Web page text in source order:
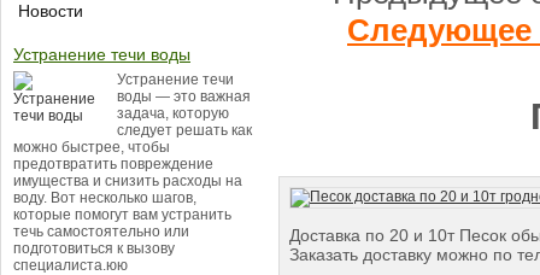
Следующее
Доставка по 20 и 10т Песок
Заказать доставку можно по
Новости
Устранение течи воды
Устранение течи
воды — это важная
задача, которую
следует решать как
можно быстрее, чтобы
предотвратить повреждение
имущества и снизить расходы на
воду. Вот несколько шагов,
которые помогут вам устранить
течь самостоятельно или
подготовиться к вызову
специалиста.юю